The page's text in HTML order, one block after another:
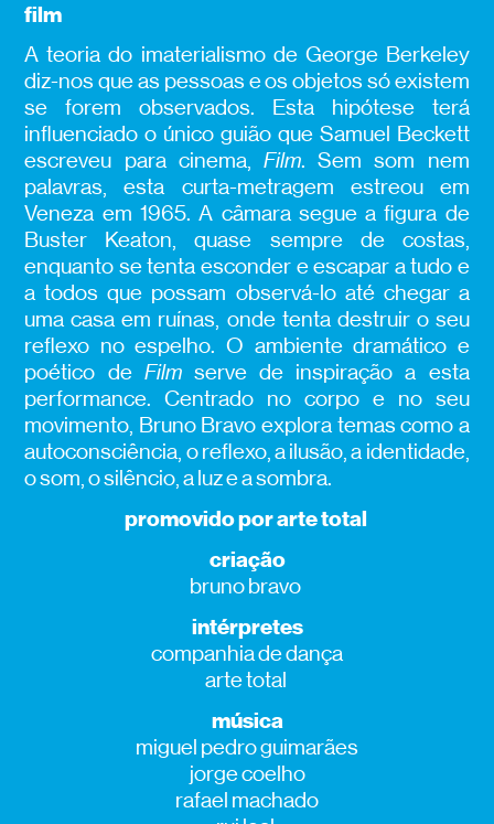
film
A teoria do imaterialismo de George Berkeley
diz-nos que as pessoas e os objetos só existem
se forem observados. Esta hipótese terá
influenciado o único guião que Samuel Beckett
escreveu para cinema, Film. Sem som nem
palavras, esta curta-metragem estreou em
Veneza em 1965. A câmara segue a figura de
Buster Keaton, quase sempre de costas,
enquanto se tenta esconder e escapar a tudo e
a todos que possam observá-lo até chegar a
uma casa em ruínas, onde tenta destruir o seu
reflexo no espelho. O ambiente dramático e
poético de Filmserve de inspiração a esta
performance. Centrado no corpo e no seu
movimento, Bruno Bravo explora temas como a
autoconsciência, o reflexo, a ilusão, a identidade,
o som, o silêncio, a luz e a sombra.
promovido por arte total
criação
bruno bravo
intérpretes
companhia de dança
arte total
música
miguel pedro guimarães
jorge coelho
rafael machado